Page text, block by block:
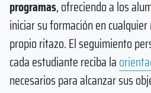
programas, ofreciendo a los
iniciar su formación en
propio ritazo. El seguimiento
cada estudiante reciba la
necesarios para alcanzar sus